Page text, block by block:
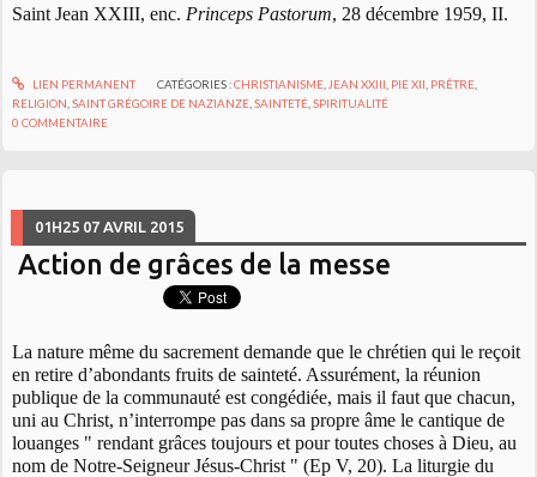
Saint Jean XXIII, enc. Princeps Pastorum, 28 décembre 1959, II.
LIEN PERMANENT CATÉGORIES :CHRISTIANISME, JEAN XXIII PIE XII PRÊTRE,
RELIGION ,SAINT GRÉGOIRE DE NAZIANZE ,SAINTETÉ ,SPIRITUALITÉ
0 COMMENTAIRE
01H25 07 AVRIL 2015
Action de grâces de la messe
La nature même du sacrement demande que le chrétien qui le reçoit
en retire d’abondants fruits de sainteté. Assurément, la réunion
publique de la communauté est congédiée, mais il faut que chacun,
uni au Christ, n’interrompe pas dans sa propre âme le cantique de
louanges " rendant grâces toujours et pour toutes choses à Dieu, au
nom de Notre-Seigneur Jésus-Christ " (Ep V, 20). La liturgie du